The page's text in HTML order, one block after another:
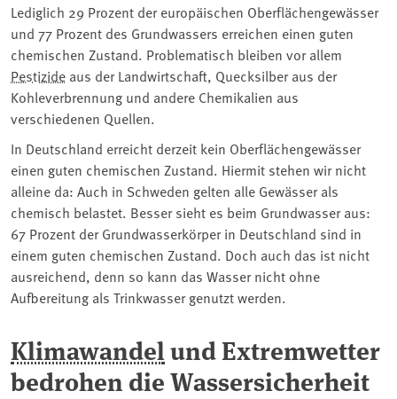
Lediglich 29 Prozent der europäischen Oberflächengewässer
und 77 Prozent des Grundwassers erreichen einen guten
chemischen Zustand. Problematisch bleiben vor allem
Pestizide aus der Landwirtschaft, Quecksilber aus der
Kohleverbrennung und andere Chemikalien aus
verschiedenen Quellen.
In Deutschland erreicht derzeit kein Oberflächengewässer
einen guten chemischen Zustand. Hiermit stehen wir nicht
alleine da: Auch in Schweden gelten alle Gewässer als
chemisch belastet. Besser sieht es beim Grundwasser aus:
67 Prozent der Grundwasserkörper in Deutschland sind in
einem guten chemischen Zustand. Doch auch das ist nicht
ausreichend, denn so kann das Wasser nicht ohne
Aufbereitung als Trinkwasser genutzt werden.
Klimawandelund Extremwetter
bedrohen die Wassersicherheit